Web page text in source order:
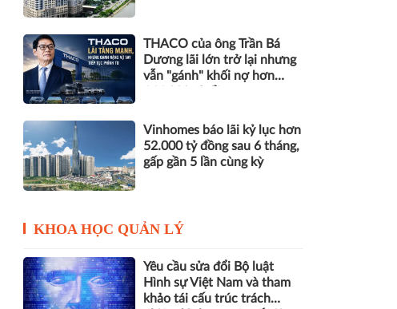
THACO của ông Trần Bá
Dương lãi lớn trở lại nhưng
vẫn "gánh" khối nợ hơn
Vinhomes báo lãi kỷ lục hơn
52.000 tỷ đồng sau 6 tháng,
gấp gần 5 lần cùng kỳ
KHOA HỌC QUẢN LÝ
Yêu cầu sửa đổi Bộ luật
Hình sự Việt Nam và tham
khảo tái cấu trúc trách